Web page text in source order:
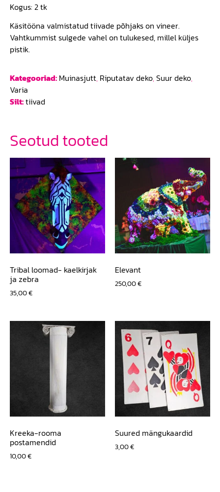
Kogus: 2 tk
Käsitööna valmistatud tiivade põhjaks on vineer.
Vahtkummist sulgede vahel on tulukesed, millel küljes
pistik.
Kategooriad: Muinasjutt, Riputatav deko, Suur deko,
Varia
Silt:tiivad
Seotud tooted
Tribal loomad- kaelkirjak
ja zebra
35,00€
Elevant
250,00€
Kreeka-rooma
postamendid
10,00€
Suured mängukaardid
3,00€